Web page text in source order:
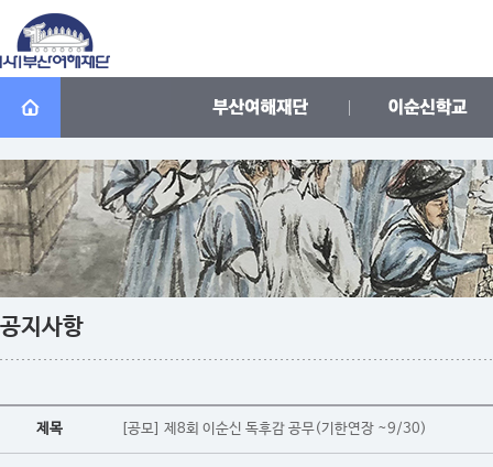
공지사항
제목 [공모] 제8회 이순신 독후감 공무(기한연장 ~9/30)